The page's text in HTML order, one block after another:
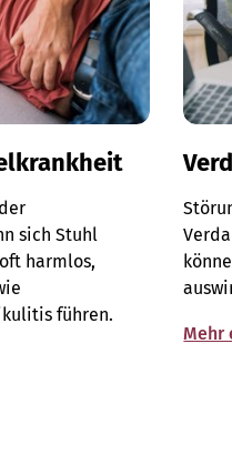
sich Stuhl
harmlos,
führen.
Mehr